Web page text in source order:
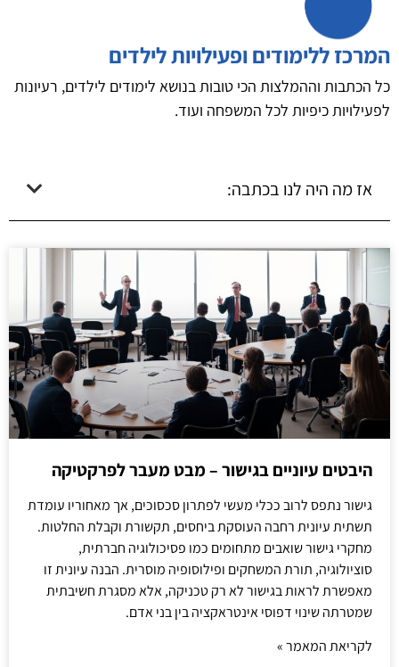
המרכז ללימודים ופעילויות לילדים
כל הכתבות וההמלצות הכי טובות בנושא לימודים לילדים, רעיונות
לפעילויות כיפיות לכל המשפחה ועוד.
אז מה היה לנו בכתבה:
היבטים עיוניים בגישור – מבט מעבר לפרקטיקה
גישור נתפס לרוב ככלי מעשי לפתרון סכסוכים, אך מאחוריו עומדת
תשתית עיונית רחבה העוסקת ביחסים, תקשורת וקבלת החלטות.
מחקרי גישור שואבים מתחומים כמו פסיכולוגיה חברתית,
סוציולוגיה, תורת המשחקים ופילוסופיה מוסרית. הבנה עיונית זו
מאפשרת לראות בגישור לא רק טכניקה, אלא מסגרת חשיבתית
שמטרתה שינוי דפוסי אינטראקציה בין בני אדם.
לקריאת המאמר »